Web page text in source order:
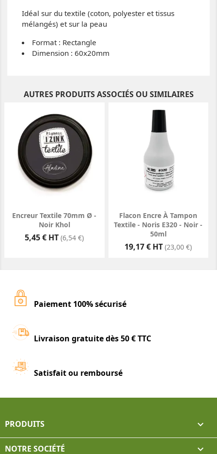
Idéal sur du textile (coton, polyester et tissus
mélangés) et sur la peau
Format : Rectangle
Dimension : 60x20mm
AUTRES PRODUITS ASSOCIÉS OU SIMILAIRES
Encreur Textile 70mm Ø -
Noir Khol
Prix
5,45 € HT (6,54 €)
Flacon Encre À Tampon
Textile - Noris E320 - Noir -
50ml
Prix
19,17 € HT (23,00 €)
Paiement 100% sécurisé
Livraison gratuite dès 50 € TTC
Satisfait ou remboursé
PRODUITS 
NOTRE SOCIÉTÉ 